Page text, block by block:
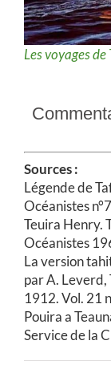
Les voyages
Sources :
Légende de
Océanistes
Teuira Henry.
Océanistes
La version
par A. Leverd,
1912. Vol. 21
Pouira a
Service de la